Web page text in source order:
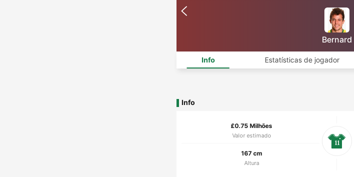
Bernard
Info Estatísticas de jogador
Info
£0.75 Milhões
Valor estimado
167 cm
Altura
11